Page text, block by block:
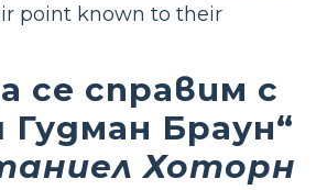
point known to their
се справим с
Гудман Браун“
Хоторн